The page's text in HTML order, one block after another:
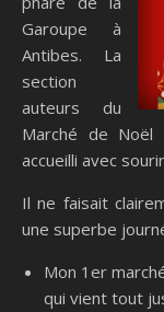
Garoupe à
Antibes. La
section
auteurs du
Marché de Noël
accueilli avec
Il ne faisait
une superbe
Mon 1er
qui vient tout